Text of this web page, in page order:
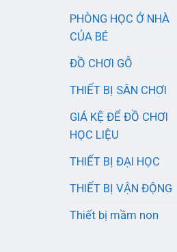
PHÒNG HỌC Ở NHÀ
CỦA BÉ
ĐỒ CHƠI GỖ
THIẾT BỊ SÂN CHƠI
GIÁ KỆ ĐỂ ĐỒ CHƠI
HỌC LIỆU
THIẾT BỊ ĐẠI HỌC
THIẾT BỊ VẬN ĐỘNG
Thiết bị mầm non